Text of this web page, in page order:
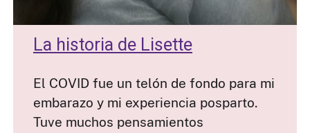
La historia de Lisette
El COVID fue un telón de fondo para mi
embarazo y mi experiencia posparto.
Tuve muchos pensamientos